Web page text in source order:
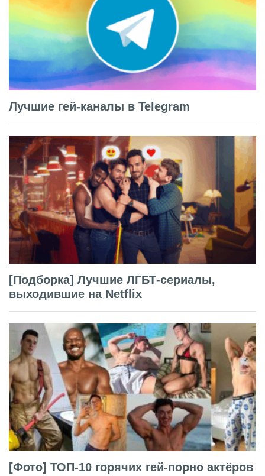
Лучшие гей-каналы в Telegram
[Подборка] Лучшие ЛГБТ-сериалы,
выходившие на Netflix
[Фото] ТОП-10 горячих гей-порно актёров